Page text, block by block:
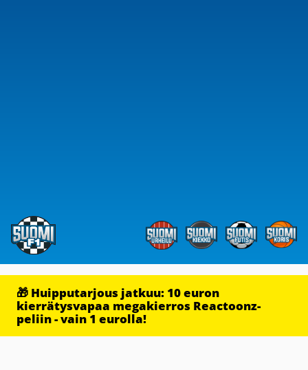
🎁 Huipputarjous jatkuu: 10 euron
kierrätysvapaa megakierros Reactoonz-
peliin - vain 1 eurolla!